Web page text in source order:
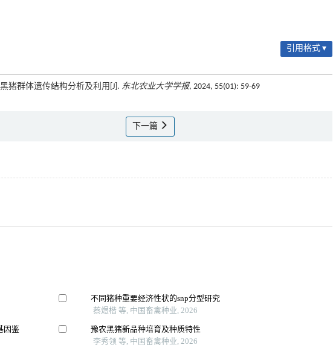
引用格式 ▾
猪群体遗传结构分析及利用[J]. 东北农业大学学报, 2024, 55(01): 59-69
下一篇